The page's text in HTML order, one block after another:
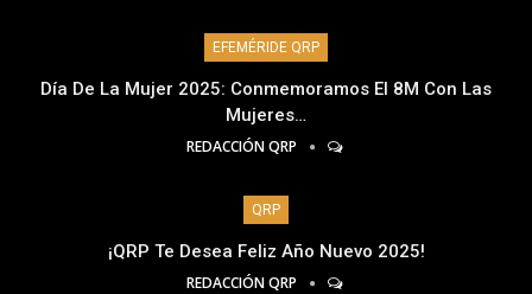
EFEMÉRIDE QRP
Día De La Mujer 2025: Conmemoramos El 8M Con Las
Mujeres…
REDACCIÓN QRP
QRP
¡QRP Te Desea Feliz Año Nuevo 2025!
REDACCIÓN QRP